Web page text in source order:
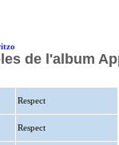
de l'album
Respect
Respect